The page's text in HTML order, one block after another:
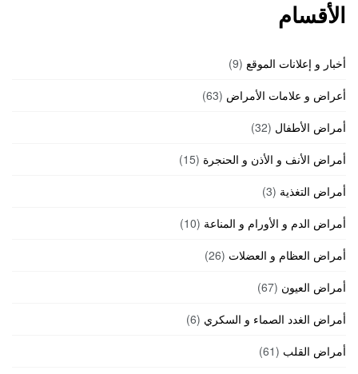
الأقسام
أخبار و إعلانات الموقع (9)
أعراض و علامات الأمراض (63)
أمراض الأطفال (32)
أمراض الأنف و الأذن و الحنجرة (15)
أمراض التغذية (3)
أمراض الدم و الأورام و المناعة (10)
أمراض العظام و العضلات (26)
أمراض العيون (67)
أمراض الغدد الصماء و السكري (6)
أمراض القلب (61)